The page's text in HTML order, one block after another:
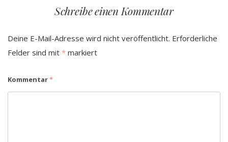
Schreibe einen Kommentar
Deine E-Mail-Adresse wird nicht veröffentlicht. Erforderliche
Felder sind mit * markiert
Kommentar*